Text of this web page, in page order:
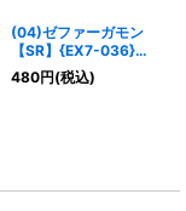
(04)ゼファーガモン
【SR】{EX7-036}
《緑》
480円(税込)